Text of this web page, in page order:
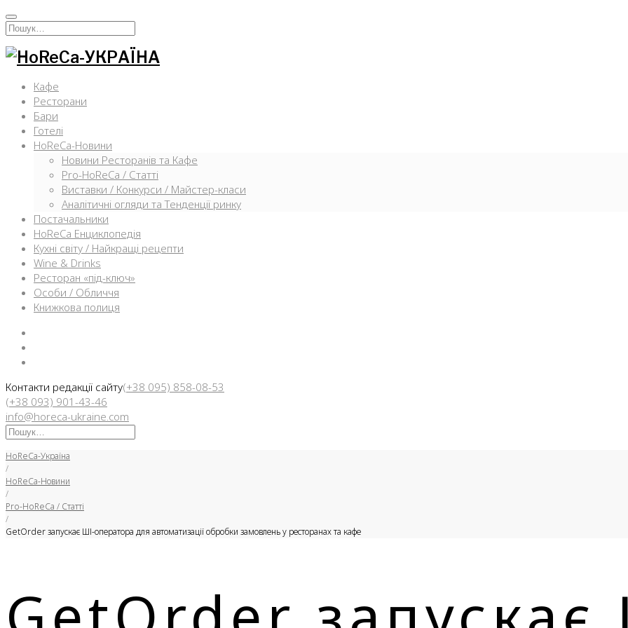
Перейти
кИскать:
Кафе
Ресторани
Бари
Готелі
HoReCa-Новини
Новини Ресторанів та Кафе
Pro-HoReCa / Статті
Виставки / Конкурси / Майстер-класи
Аналітичні огляди та Тенденції ринку
Постачальники
HoReCa Енциклопедія
Кухні світу / Найкращі рецепти
Wine & Drinks
Ресторан «під-ключ»
Особи / Обличчя
Книжкова полиця
Контакти редакції сайту(+38 095) 858-08-53
(+38 093) 901-43-46
info@horeca-ukraine.com
Искать:
HoReCa-Україна
/
HoReCa-Новини
/
Pro-HoReCa / Статті
/
GetOrder запускає ШІ-оператора для автоматизації обробки замовлень у ресторанах та кафе